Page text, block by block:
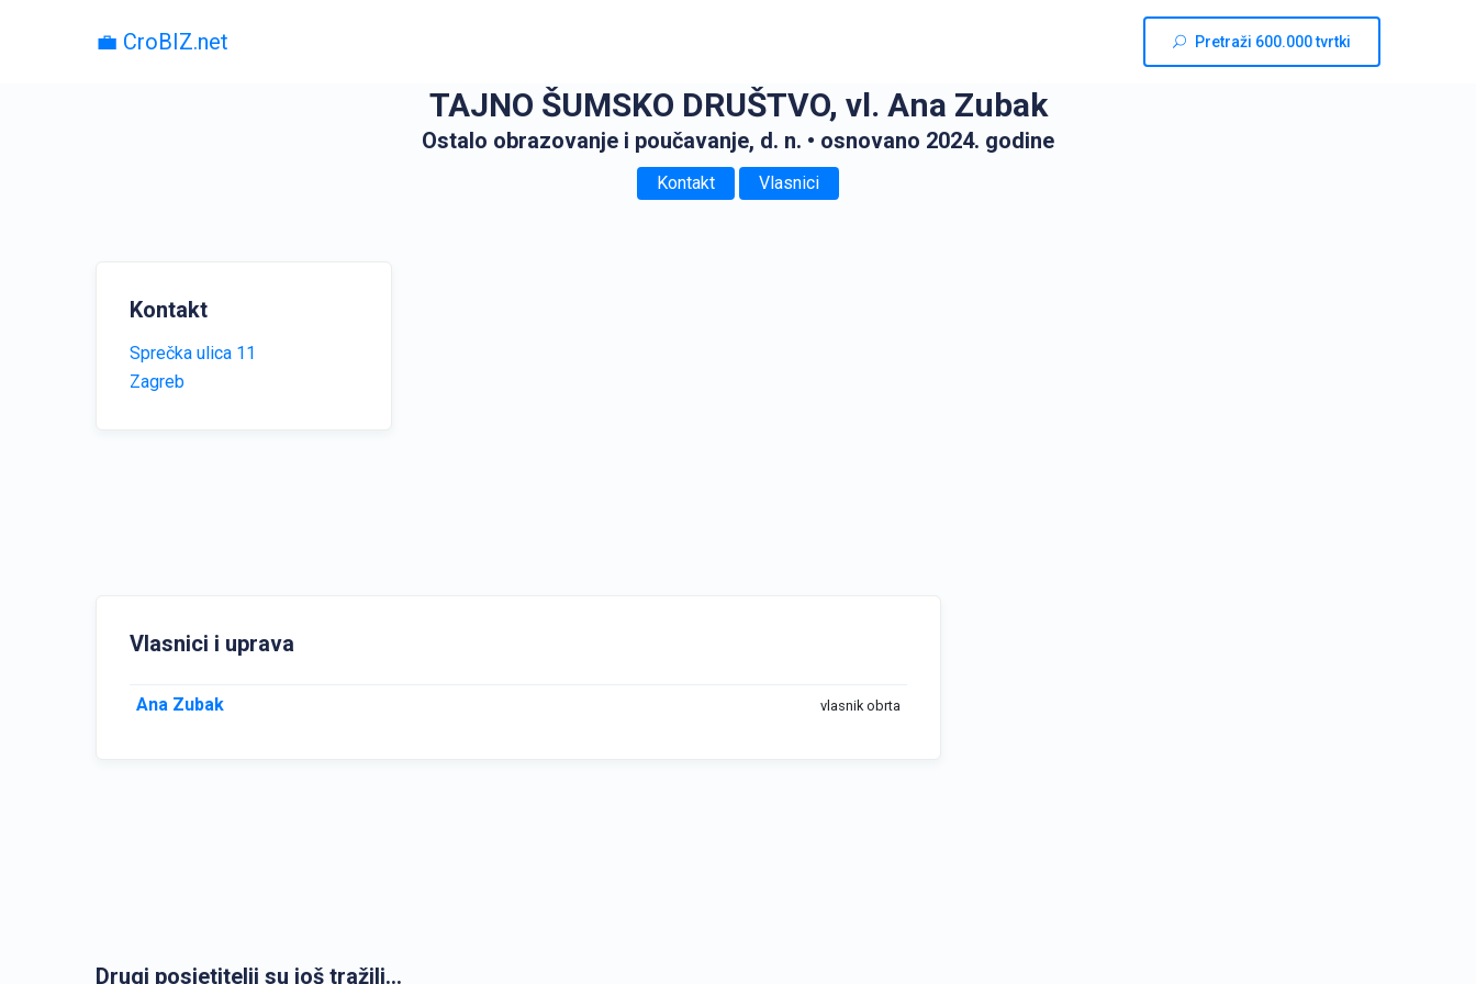
💼 CroBIZ.net Pretraži 600.000 tvrtki
TAJNO ŠUMSKO DRUŠTVO, vl. Ana Zubak
Ostalo obrazovanje i poučavanje, d. n. • osnovano 2024. godine
Kontakt Vlasnici
Kontakt
Sprečka ulica 11
Zagreb
Vlasnici i uprava
Ana Zubak vlasnik obrta
Drugi posjetitelji su još tražili...